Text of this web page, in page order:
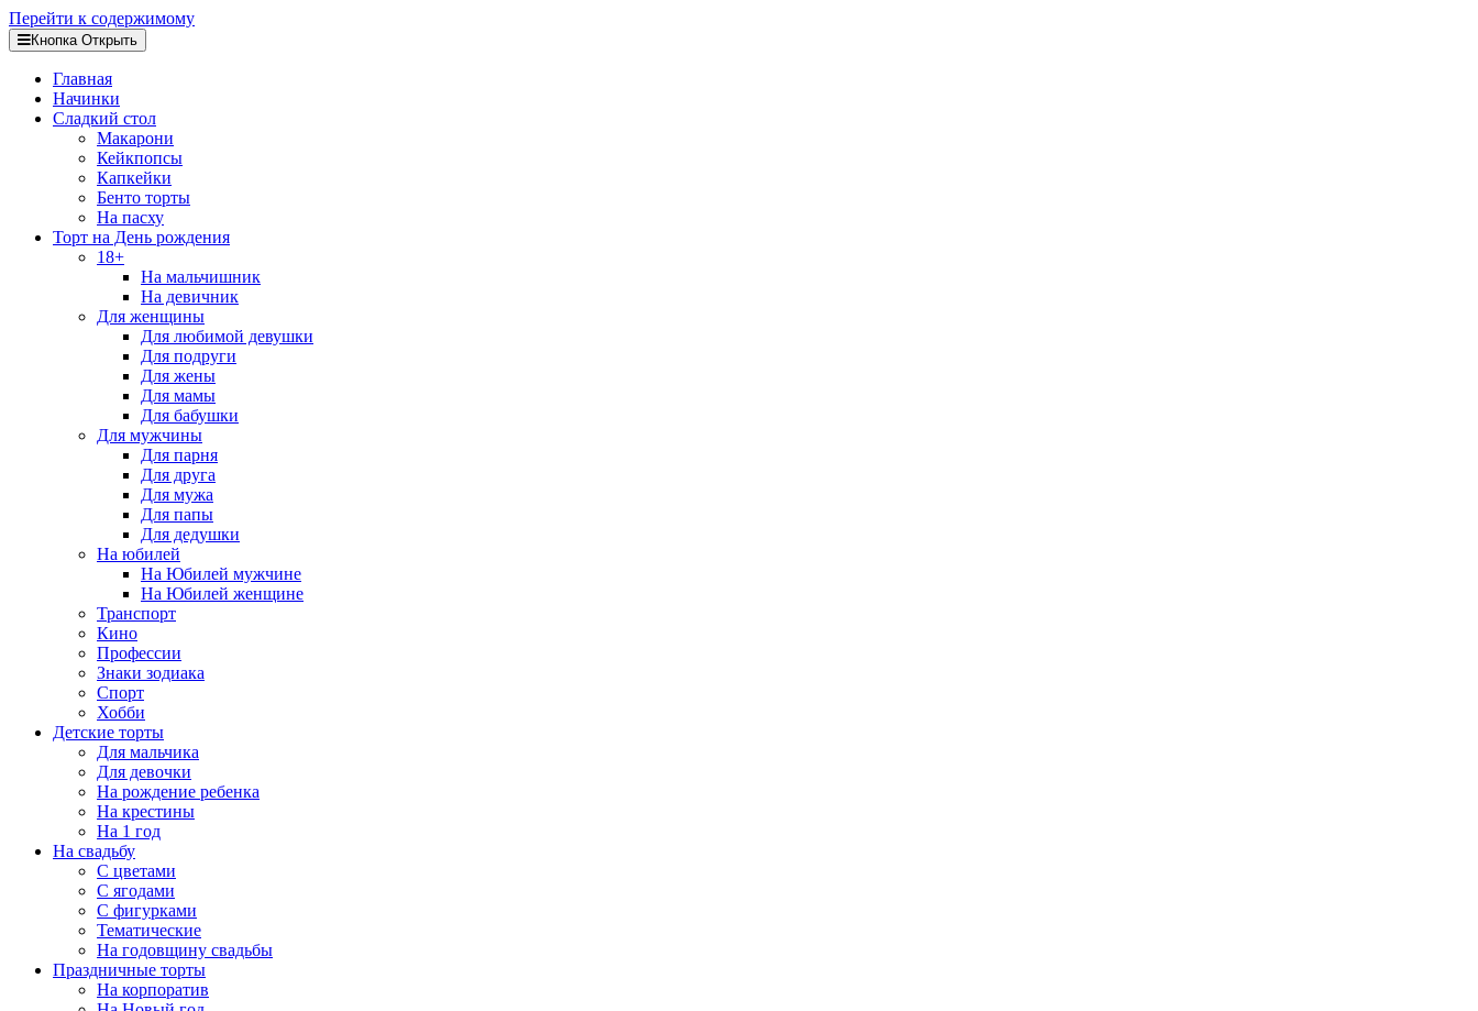
Перейти к содержимому
Кнопка Открыть
Главная
Начинки
Сладкий стол
Макарони
Кейкпопсы
Капкейки
Бенто торты
На пасху
Торт на День рождения
18+
На мальчишник
На девичник
Для женщины
Для любимой девушки
Для подруги
Для жены
Для мамы
Для бабушки
Для мужчины
Для парня
Для друга
Для мужа
Для папы
Для дедушки
На юбилей
На Юбилей мужчине
На Юбилей женщине
Транспорт
Кино
Профессии
Знаки зодиака
Спорт
Хобби
Детские торты
Для мальчика
Для девочки
На рождение ребенка
На крестины
На 1 год
На свадьбу
С цветами
С ягодами
С фигурками
Тематические
На годовщину свадьбы
Праздничные торты
На корпоратив